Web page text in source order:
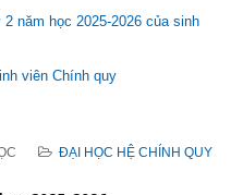
năm học 2025-2026 của sinh
viên Chính quy
ĐẠI HỌC HỆ CHÍNH QUY